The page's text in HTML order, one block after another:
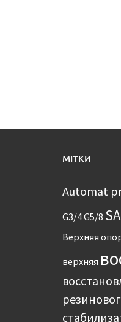
МІТКИ
Automat
G3/4G5/8
Верхняя
верхняя